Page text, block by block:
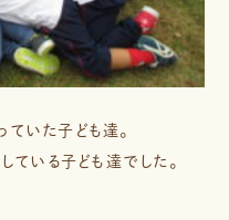
いた子ども達。
ている子ども達でした。